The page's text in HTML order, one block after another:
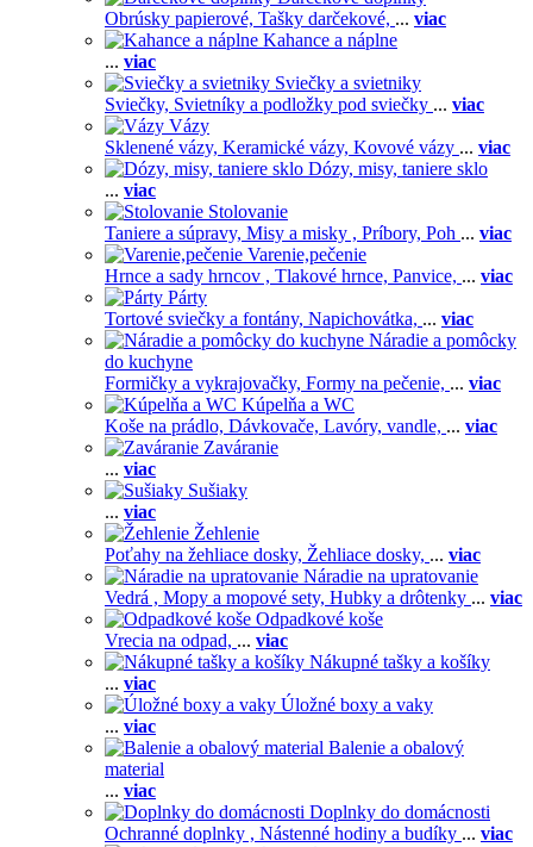
Obrúsky papierové, Tašky darčekové, ... viac
Kahance a náplne
... viac
Sviečky a svietniky
Sviečky, Svietníky a podložky pod sviečky ... viac
Vázy
Sklenené vázy, Keramické vázy, Kovové vázy ... viac
Dózy, misy, taniere sklo
... viac
Stolovanie
Taniere a súpravy, Misy a misky , Príbory, Poh ... viac
Varenie,pečenie
Hrnce a sady hrncov , Tlakové hrnce, Panvice, ... viac
Párty
Tortové sviečky a fontány, Napichovátka, ... viac
Náradie a pomôcky
do kuchyne
Formičky a vykrajovačky, Formy na pečenie, ... viac
Kúpelňa a WC
Koše na prádlo, Dávkovače, Lavóry, vandle, ... viac
Zaváranie
... viac
Sušiaky
... viac
Žehlenie
Poťahy na žehliace dosky, Žehliace dosky, ... viac
Náradie na upratovanie
Vedrá , Mopy a mopové sety, Hubky a drôtenky ... viac
Odpadkové koše
Vrecia na odpad, ... viac
Nákupné tašky a košíky
... viac
Úložné boxy a vaky
... viac
Balenie a obalový
material
... viac
Doplnky do domácnosti
Ochranné doplnky , Nástenné hodiny a budíky ... viac